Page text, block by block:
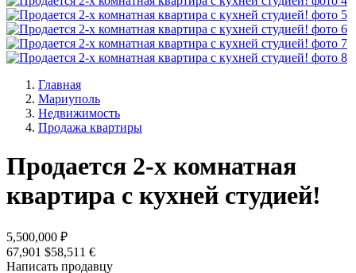
Главная
Мариуполь
Недвижимость
Продажа квартиры
Продается 2-х комнатная
квартира с кухней студией!
5,500,000 ₽
67,901 $58,511 €
Написать продавцу